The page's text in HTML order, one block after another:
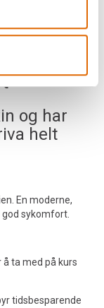
i
og har
helt
En moderne,
sykomfort.
ta med på kurs
tidsbesparende